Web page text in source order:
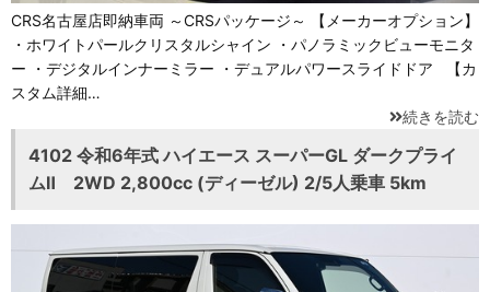
CRS名古屋店即納車両 ～CRSパッケージ～ 【メーカーオプション】
・ホワイトパールクリスタルシャイン ・パノラミックビューモニタ
ー ・デジタルインナーミラー ・デュアルパワースライドドア 【カ
スタム詳細…
続きを読む
4102 令和6年式 ハイエース スーパーGL ダークプライ
ムⅡ 2WD 2,800cc (ディーゼル) 2/5人乗車 5km